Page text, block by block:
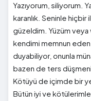
Yazıyorum, siliyorum.
karanlık. Seninle hiçbir
güzeldim. Yüzüm
kendimi memnun
duyabiliyor, onunla
bazen de ters
Kötüyü de içimde bir
Bütün iyi ve